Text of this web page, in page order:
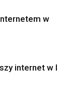
w
internet w I